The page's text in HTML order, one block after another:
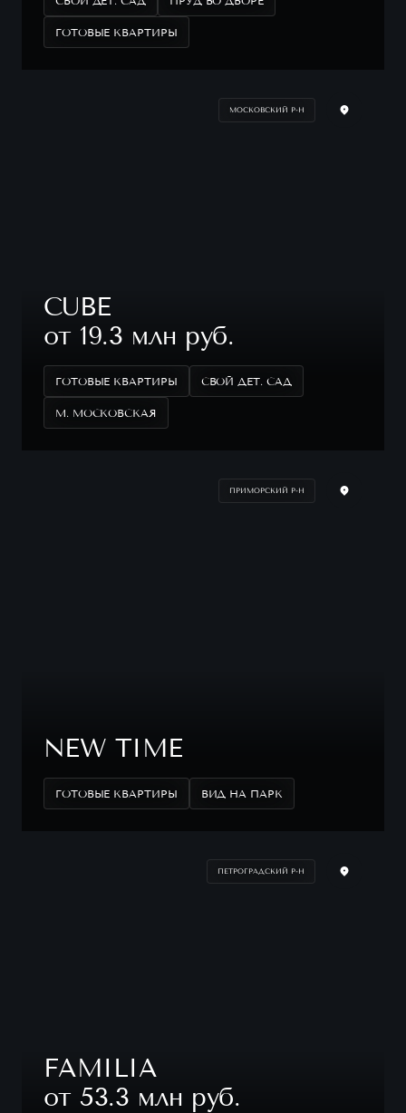
ГОТОВЫЕ КВАРТИРЫ
МОСКОВСКИЙ Р-Н
CUBE
от 19.3 млн руб.
ГОТОВЫЕ КВАРТИРЫ СВОЙ ДЕТ. САД
М. МОСКОВСКАЯ
ПРИМОРСКИЙ Р-Н
NEW TIME
ГОТОВЫЕ КВАРТИРЫ ВИД НА ПАРК
ПЕТРОГРАДСКИЙ Р-Н
FAMILIA
от 53.3 млн руб.